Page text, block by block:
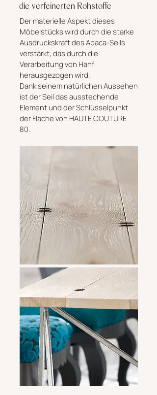
die verfeinerten Rohstoffe
Der materielle Aspekt dieses
Möbelstücks wird durch die starke
Ausdruckskraft des Abaca-Seils
verstärkt, das durch die
Verarbeitung von Hanf
herausgezogen wird.
Dank seinem natürlichen Aussehen
ist der Seil das ausstechende
Element und der Schlüsselpunkt
der Fläche von HAUTE COUTURE
80.